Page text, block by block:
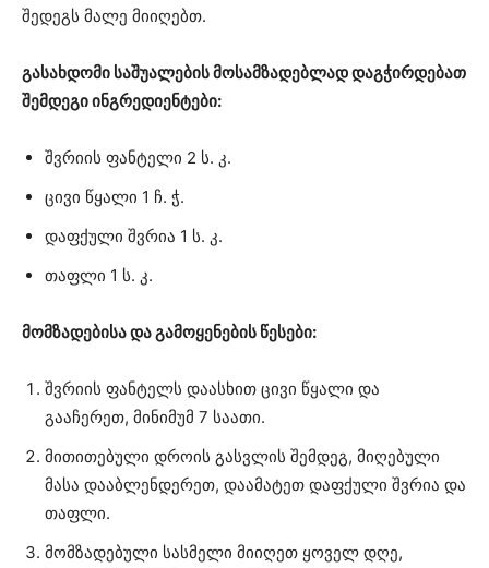
შედეგს მალე მიიღებთ.
გასახდომი საშუალების მოსამზადებლად დაგჭირდებათ
შემდეგი ინგრედიენტები:
შვრიის ფანტელი 2 ს. კ.
ცივი წყალი 1 ჩ. ჭ.
დაფქული შვრია 1 ს. კ.
თაფლი 1 ს. კ.
მომზადებისა და გამოყენების წესები:
შვრიის ფანტელს დაასხით ცივი წყალი და
გააჩერეთ, მინიმუმ 7 საათი.
მითითებული დროის გასვლის შემდეგ, მიღებული
მასა დააბლენდერეთ, დაამატეთ დაფქული შვრია და
თაფლი.
მომზადებული სასმელი მიიღეთ ყოველ დღე,